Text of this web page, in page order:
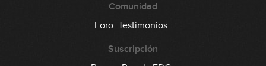
Comunidad
Foro Testimonios
Suscripción